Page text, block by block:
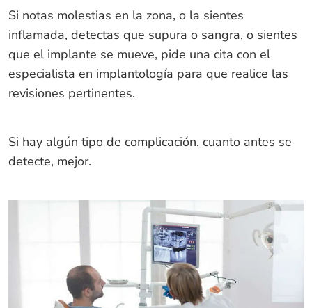
Si notas molestias en la zona, o la sientes
inflamada, detectas que supura o sangra, o sientes
que el implante se mueve, pide una cita con el
especialista en implantología para que realice las
revisiones pertinentes.
Si hay algún tipo de complicación, cuanto antes se
detecte, mejor.